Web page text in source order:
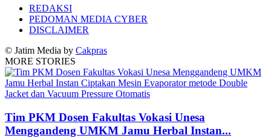
REDAKSI
PEDOMAN MEDIA CYBER
DISCLAIMER
© Jatim Media by Cakpras
MORE STORIES
Tim PKM Dosen Fakultas Vokasi Unesa
Menggandeng UMKM Jamu Herbal Instan...